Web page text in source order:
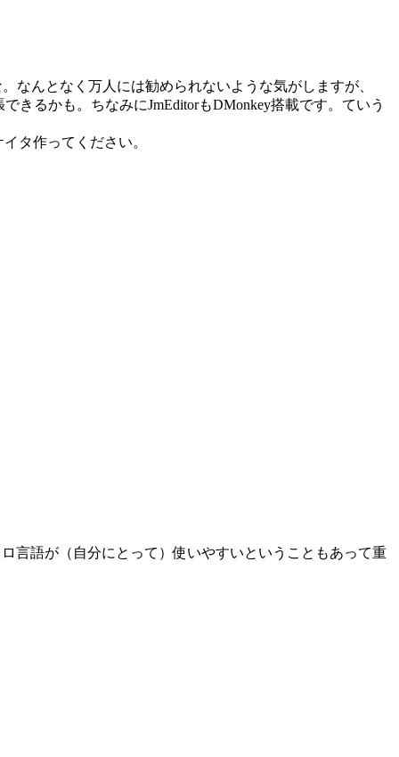
なんとなく万人には勧められないような気がしますが、
きるかも。ちなみにJmEditorもDMonkey搭載です。ていう
タ作ってください。
言語が（自分にとって）使いやすいということもあって重